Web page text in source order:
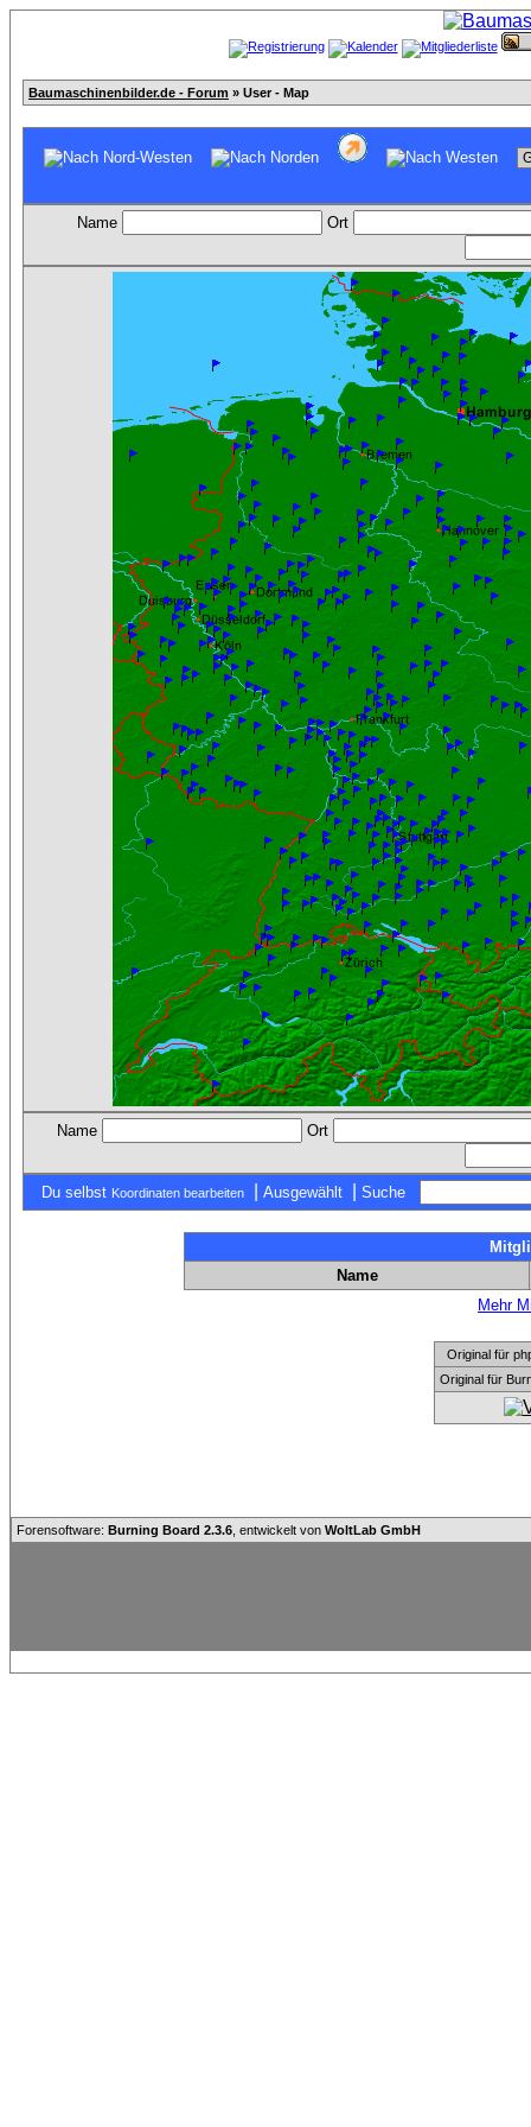
Baumaschinenbilder.de - Forum » User - Map
Name Ort
Name Ort
Du selbst Koordinaten bearbeiten Ausgewählt Suche
Name
Mehr
Original für
Original für
Forensoftware: Burning Board 2.3.6 , entwickelt von WoltLab GmbH